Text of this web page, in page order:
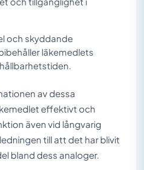
och skyddande
läkemedlets
av dessa
effektivt och
även vid långvarig
till att det har blivit
bland dess analoger.